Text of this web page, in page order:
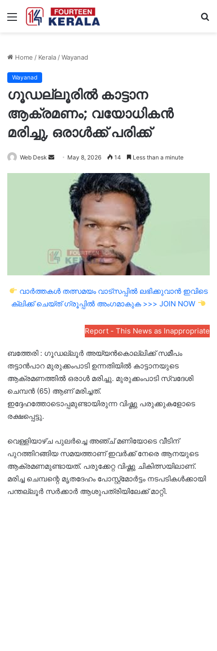
Menu
Home / Kerala/Wayanad
Wayanad
ഗൂഡല്ലൂരിൽ കാട്ടാന
ആക്രമണം; വയോധികൻ
മരിച്ചു, ഒരാൾക്ക് പരിക്ക്
Web Desk
Send May 8, 2026 14 Less than a minute
വാർത്തകൾ തത്സമയം വാട്സപ്പിൽ ലഭിക്കുവാൻ ഇവിടെ
ക്ലിക്ക് ചെയ്ത് ഗ്രൂപ്പിൽ അംഗമാകുക >>> JOIN NOW
Report - This News as Inappropriate
ബത്തേരി : ഗൂഡല്ലൂർ അയ്യൻകൊല്ലിക്ക് സമീപം
തട്ടാൻപാറ മുരുക്കംപാടി ഉന്നതിയിൽ കാട്ടാനയുടെ
ആക്രമണത്തിൽ ഒരാൾ മരിച്ചു. മുരുക്കംപാടി സ്വദേശി
ചെമ്പൻ (65) ആണ് മരിച്ചത്.
ഇദ്ദേഹത്തോടൊപ്പമുണ്ടായിരുന്ന വിഷ്ണു പരുക്കുകളോടെ
രക്ഷപ്പെട്ടു.
വെള്ളിയാഴ്ച പുലർച്ചെ അഞ്ച് മണിയോടെ വീടിന്
പുറത്തിറങ്ങിയ സമയത്താണ് ഇവർക്ക് നേരെ ആനയുടെ
ആക്രമണമുണ്ടായത്. പരുക്കേറ്റ വിഷ്ണു ചികിത്സയിലാണ്.
മരിച്ച ചെമ്പന്റെ മൃതദേഹം പോസ്റ്റ്‌മോർട്ടം നടപടികൾക്കായി
പന്തല്ലൂർ സർക്കാർ ആശുപത്രിയിലേക്ക് മാറ്റി.